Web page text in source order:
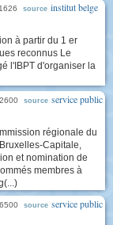
source institut belge
à partir du 1 er
reconnus Le
l'IBPT d'organiser la
source service public
régionale du
Capitale,
et nomination de
membres à
source service public